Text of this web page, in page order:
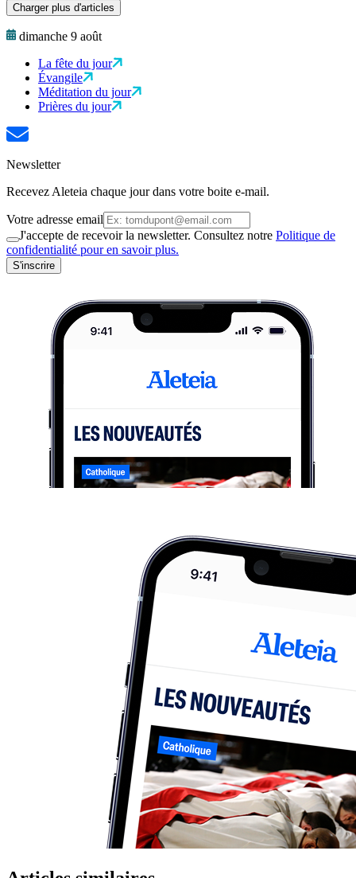
Charger plus d'articles
dimanche 9 août
La fête du jour
Évangile
Méditation du jour
Prières du jour
Newsletter
Recevez Aleteia chaque jour dans votre boite e-mail.
Votre adresse email
J'accepte de recevoir la newsletter. Consultez notre Politique de
confidentialité pour en savoir plus.
S'inscrire